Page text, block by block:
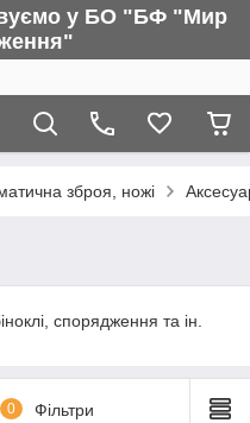
у БО "БФ "Мир
зброя, ножі
спорядження та ін.
0 Фільтри